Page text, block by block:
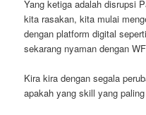
Yang ketiga adalah disrupsi
kita rasakan, kita mulai
dengan platform digital
sekarang nyaman dengan
Kira kira dengan segala
apakah yang skill yang